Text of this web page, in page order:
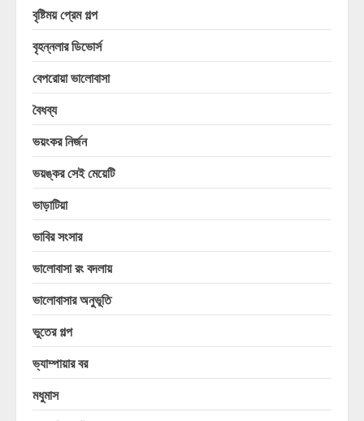
বৃষ্টিময় প্রেম গল্প
বৃহন্নলার ডিভোর্স
বেপরোয়া ভালোবাসা
বৈধব্য
ভয়ংকর নির্জন
ভয়ঙ্কর সেই মেয়েটি
ভাড়াটিয়া
ভাবির সংসার
ভালোবাসা রং বদলায়
ভালোবাসার অনুভূতি
ভুতের গল্প
ভ্যাম্পায়ার বর
মধুমাস